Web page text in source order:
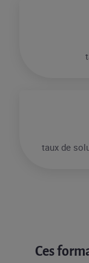
taux de
Ces